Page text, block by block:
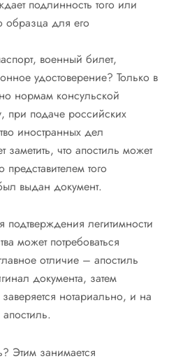
подлинность того или
образца для его
военный билет,
удостоверение? Только в
нормам консульской
при подаче российских
иностранных дел
заметить, что апостиль может
представителем того
выдан документ.
подтверждения легитимности
может потребоваться
отличие – апостиль
документа, затем
нотариально, и на
апостиль.
Этим занимается